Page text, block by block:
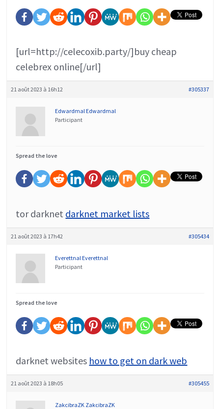
[url=http://celecoxib.party/]buy cheap
celebrex online[/url]
21 août 2023 à 16h12 #305337
Edwardmal Edwardmal
Participant
Spread the love
tor darknet darknet market lists
21 août 2023 à 17h42 #305434
Everettnal Everettnal
Participant
Spread the love
darknet websites how to get on dark web
21 août 2023 à 18h05 #305455
ZakcibraZK ZakcibraZK